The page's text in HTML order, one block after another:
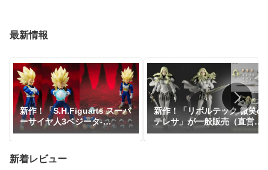
最新情報
新作！「S.H.Figuarts スーパ
ーサイヤ人3ベジータ-
DAIMA-」がプレミアムバン
ボールDAIMA』｜定価8,800
円｜発売日2027年1月予定
新作！「リボルテック 微笑の
テレサ」が一般販売（直営店
限定特典あり）で登場！
新着レビュー